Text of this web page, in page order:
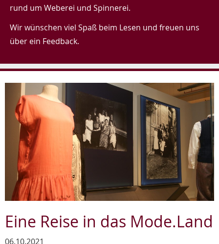
rund um Weberei und Spinnerei.
Wir wünschen viel Spaß beim Lesen und freuen uns
über ein Feedback.
Eine Reise in das Mode.Land
06.10.2021